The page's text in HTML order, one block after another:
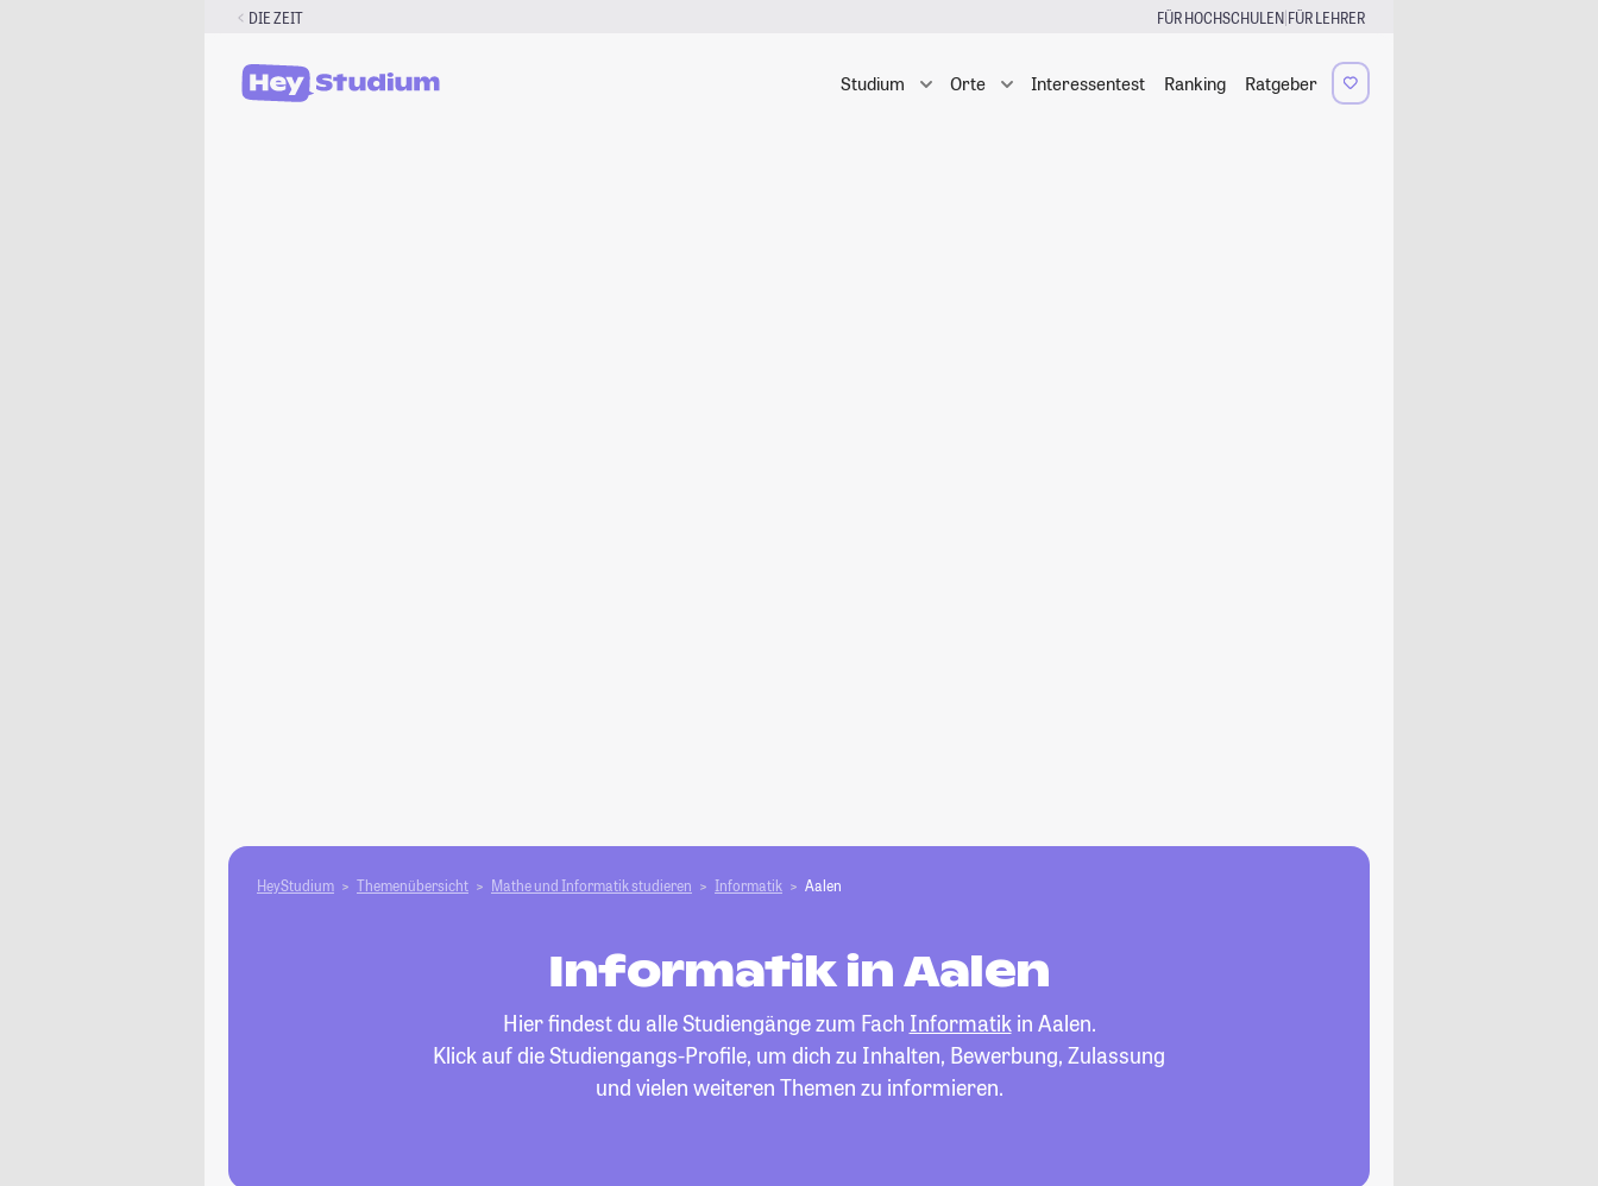
DIE ZEIT FÜR HOCHSCHULEN|FÜR LEHRER
Studium Orte Interessentest Ranking Ratgeber
HeyStudium Themenübersicht Mathe und Informatik studieren Informatik Aalen
Informatik in Aalen
Hier findest du alle Studiengänge zum Fach Informatikin Aalen.
Klick auf die Studiengangs-Profile, um dich zu Inhalten, Bewerbung, Zulassung
und vielen weiteren Themen zu informieren.